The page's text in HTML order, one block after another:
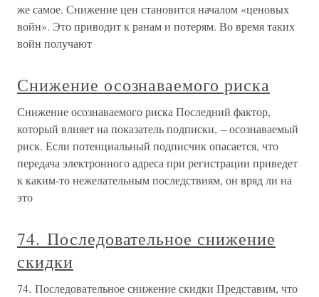
же самое. Снижение цен становится началом «ценовых
войн». Это приводит к ранам и потерям. Во время таких
войн получают
Снижение осознаваемого риска
Снижение осознаваемого риска Последний фактор,
который влияет на показатель подписки, – осознаваемый
риск. Если потенциальный подписчик опасается, что
передача электронного адреса при регистрации приведет
к каким-то нежелательным последствиям, он вряд ли на
это
74. Последовательное снижение
скидки
74. Последовательное снижение скидки Представим, что